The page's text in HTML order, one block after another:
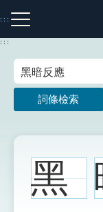
到
主
:::
注音索引圖示
:::
詞條檢索
黑